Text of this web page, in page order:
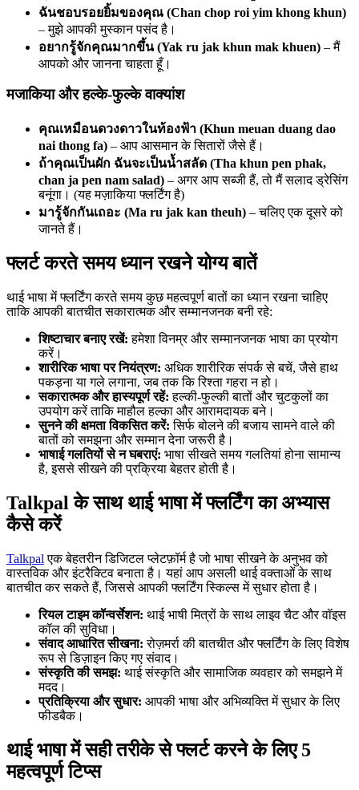
ฉันชอบรอยยิ้มของคุณ (Chan chop roi yim khong khun)
– मुझे आपकी मुस्कान पसंद है।
อยากรู้จักคุณมากขึ้น (Yak ru jak khun mak khuen) – मैं
आपको और जानना चाहता हूँ।
मजाकिया और हल्के-फुल्के वाक्यांश
คุณเหมือนดวงดาวในท้องฟ้า (Khun meuan duang dao
nai thong fa) – आप आसमान के सितारों जैसे हैं।
ถ้าคุณเป็นผัก ฉันจะเป็นน้ำสลัด (Tha khun pen phak,
chan ja pen nam salad) – अगर आप सब्जी हैं, तो मैं सलाद ड्रेसिंग
बनूंगा। (यह मज़ाकिया फ्लर्टिंग है)
มารู้จักกันเถอะ (Ma ru jak kan theuh) – चलिए एक दूसरे को
जानते हैं।
फ्लर्ट करते समय ध्यान रखने योग्य बातें
थाई भाषा में फ्लर्टिंग करते समय कुछ महत्वपूर्ण बातों का ध्यान रखना चाहिए
ताकि आपकी बातचीत सकारात्मक और सम्मानजनक बनी रहे:
शिष्टाचार बनाए रखें: हमेशा विनम्र और सम्मानजनक भाषा का प्रयोग
करें।
शारीरिक भाषा पर नियंत्रण: अधिक शारीरिक संपर्क से बचें, जैसे हाथ
पकड़ना या गले लगाना, जब तक कि रिश्ता गहरा न हो।
सकारात्मक और हास्यपूर्ण रहें: हल्की-फुल्की बातों और चुटकुलों का
उपयोग करें ताकि माहौल हल्का और आरामदायक बने।
सुनने की क्षमता विकसित करें: सिर्फ बोलने की बजाय सामने वाले की
बातों को समझना और सम्मान देना जरूरी है।
भाषाई गलतियों से न घबराएं: भाषा सीखते समय गलतियां होना सामान्य
है, इससे सीखने की प्रक्रिया बेहतर होती है।
Talkpal के साथ थाई भाषा में फ्लर्टिंग का अभ्यास
कैसे करें
Talkpal एक बेहतरीन डिजिटल प्लेटफ़ॉर्म है जो भाषा सीखने के अनुभव को
वास्तविक और इंटरैक्टिव बनाता है। यहां आप असली थाई वक्ताओं के साथ
बातचीत कर सकते हैं, जिससे आपकी फ्लर्टिंग स्किल्स में सुधार होता है।
रियल टाइम कॉन्वर्सेशन: थाई भाषी मित्रों के साथ लाइव चैट और वॉइस
कॉल की सुविधा।
संवाद आधारित सीखना: रोज़मर्रा की बातचीत और फ्लर्टिंग के लिए विशेष
रूप से डिज़ाइन किए गए संवाद।
संस्कृति की समझ: थाई संस्कृति और सामाजिक व्यवहार को समझने में
मदद।
प्रतिक्रिया और सुधार: आपकी भाषा और अभिव्यक्ति में सुधार के लिए
फीडबैक।
थाई भाषा में सही तरीके से फ्लर्ट करने के लिए 5
महत्वपूर्ण टिप्स